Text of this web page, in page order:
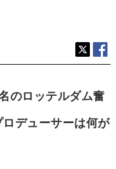
のロッテルダム奮
デューサーは何が